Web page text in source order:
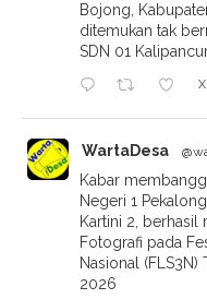
Bojong,
ditemukan tak
SDN 01
X
WartaDesa
Kabar
Negeri 1
Kartini 2, berhasil
Fotografi pada
Nasional (FLS3N)
2026